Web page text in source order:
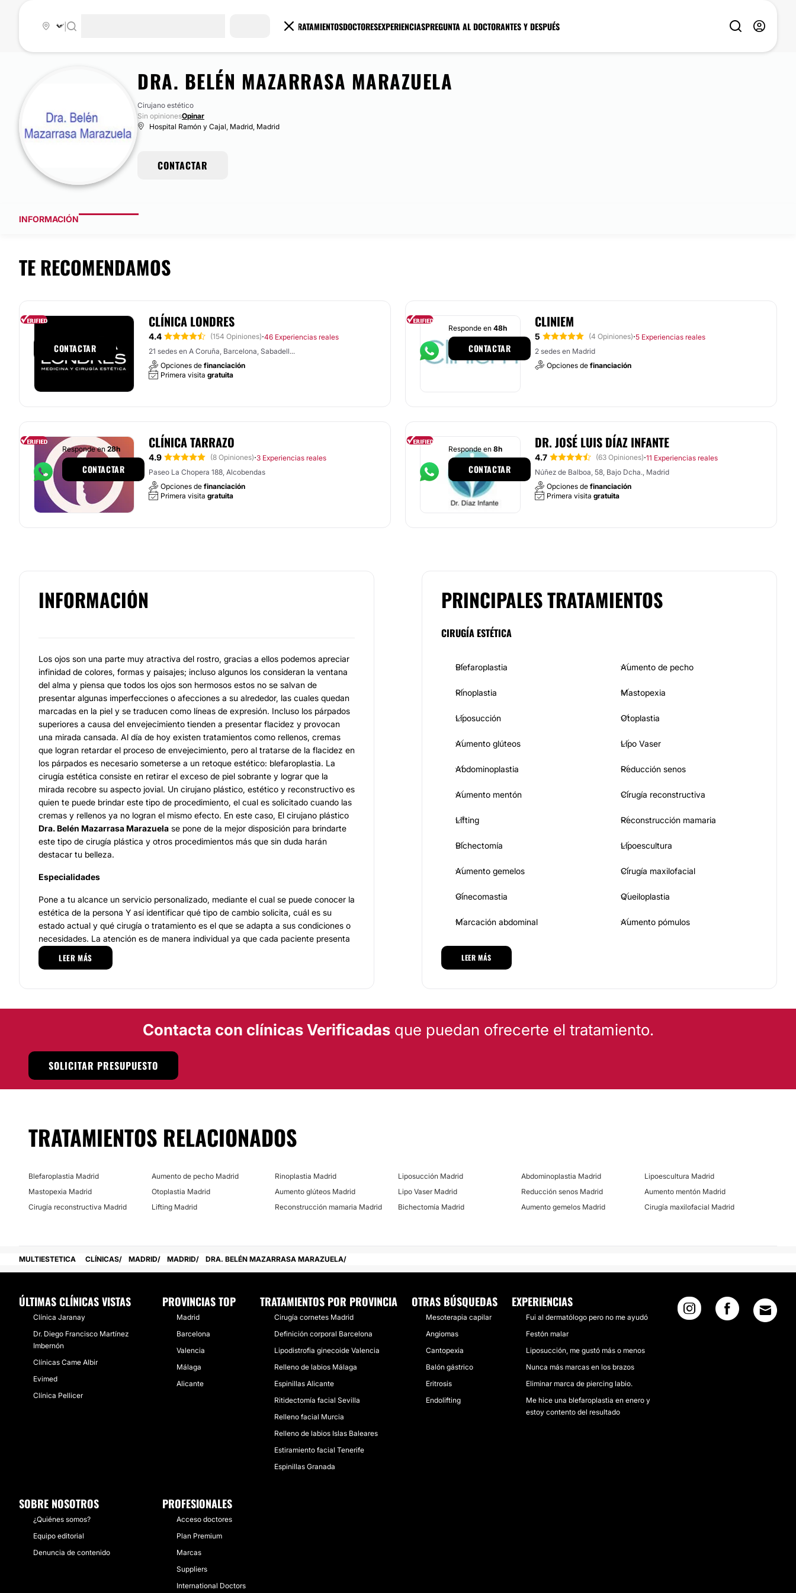
TRATAMIENTOSDOCTORESEXPERIENCIASPREGUNTA AL DOCTORANTES Y DESPUÉS
DRA. BELÉN MAZARRASA MARAZUELA
Cirujano estético
Sin opinionesOpinar
Hospital Ramón y Cajal, Madrid, Madrid
CONTACTAR
INFORMACIÓN
TE RECOMENDAMOS
CLÍNICA LONDRES
4.4 (154 Opiniones)·46 Experiencias reales
21 sedes en A Coruña, Barcelona, Sabadell...
Opciones de financiación
Primera visita gratuita
CONTACTAR
CLINIEM
5 (4 Opiniones)·5 Experiencias reales
2 sedes en Madrid
Opciones de financiación
Responde en 48h
CONTACTAR
CLÍNICA TARRAZO
4.9 (8 Opiniones)·3 Experiencias reales
Paseo La Chopera 188, Alcobendas
Opciones de financiación
Primera visita gratuita
Responde en 28h
CONTACTAR
DR. JOSÉ LUIS DÍAZ INFANTE
4.7 (63 Opiniones)·11 Experiencias reales
Núñez de Balboa, 58, Bajo Dcha., Madrid
Opciones de financiación
Primera visita gratuita
Responde en 8h
CONTACTAR
INFORMACIÓN
Los ojos son una parte muy atractiva del rostro, gracias a ellos podemos apreciar
infinidad de colores, formas y paisajes; incluso algunos los consideran la ventana
del alma y piensa que todos los ojos son hermosos estos no se salvan de
presentar algunas imperfecciones o afecciones a su alrededor, las cuales quedan
marcadas en la piel y se traducen como líneas de expresión. Incluso los párpados
superiores a causa del envejecimiento tienden a presentar flacidez y provocan
una mirada cansada. Al día de hoy existen tratamientos como rellenos, cremas
que logran retardar el proceso de envejecimiento, pero al tratarse de la flacidez en
los párpados es necesario someterse a un retoque estético: blefaroplastia. La
cirugía estética consiste en retirar el exceso de piel sobrante y lograr que la
mirada recobre su aspecto jovial. Un cirujano plástico, estético y reconstructivo es
quien te puede brindar este tipo de procedimiento, el cual es solicitado cuando las
cremas y rellenos ya no logran el mismo efecto. En este caso, El cirujano plástico
Dra. Belén Mazarrasa Marazuela se pone de la mejor disposición para brindarte
este tipo de cirugía plástica y otros procedimientos más que sin duda harán
destacar tu belleza.
Especialidades
Pone a tu alcance un servicio personalizado, mediante el cual se puede conocer la
estética de la persona Y así identificar qué tipo de cambio solicita, cuál es su
estado actual y qué cirugía o tratamiento es el que se adapta a sus condiciones o
necesidades. La atención es de manera individual ya que cada paciente presenta
diferentes deseos respecto a su estética y además no todos presentan la misma
anatomía y estado de salud. Dentro de los servicios puedes encontrar desde
como lo es este cirujano, quien además se mantiene una actualización continua y
ha logrado cursos que le permiten mejorar su técnica y su buena labor. Dentro de
sus instalaciones encuentras un ambiente agradable, trato humano por parte de él
Localización
Posibilidad de videoconsulta:
No
LEER MÁS
PRINCIPALES TRATAMIENTOS
CIRUGÍA ESTÉTICA
Blefaroplastia Aumento de pecho
Rinoplastia Mastopexia
Liposucción Otoplastia
Aumento glúteos Lipo Vaser
Abdominoplastia Reducción senos
Aumento mentón Cirugía reconstructiva
Lifting Reconstrucción mamaria
Bichectomía Lipoescultura
Aumento gemelos Cirugía maxilofacial
Ginecomastia Queiloplastia
Marcación abdominal Aumento pómulos
DERMATOLOGÍA
MEDICINA ESTÉTICA
LEER MÁS
Contacta con clínicas Verificadasque puedan ofrecerte el tratamiento.
SOLICITAR PRESUPUESTO
TRATAMIENTOS RELACIONADOS
Blefaroplastia Madrid Aumento de pecho Madrid Rinoplastia Madrid Liposucción Madrid Abdominoplastia Madrid
Lipoescultura Madrid
Mastopexia Madrid
Otoplastia Madrid Aumento glúteos Madrid Lipo Vaser Madrid Reducción senos Madrid
Aumento mentón Madrid
Cirugía reconstructiva Madrid
Lifting Madrid Reconstrucción mamaria Madrid Bichectomía Madrid Aumento gemelos Madrid Cirugía maxilofacial Madrid
MULTIESTETICA CLÍNICAS MADRID MADRID DRA. BELÉN MAZARRASA MARAZUELA
ÚLTIMAS CLÍNICAS VISTAS
Clínica Jaranay
Dr. Diego Francisco Martínez
Imbernón
Clínicas Came Albir
Evimed
Clínica Pellicer
PROVINCIAS TOP
Madrid
Barcelona
Valencia
Málaga
Alicante
TRATAMIENTOS POR PROVINCIA
Cirugía cornetes Madrid
Definición corporal Barcelona
Lipodistrofia ginecoide Valencia
Relleno de labios Málaga
Espinillas Alicante
Ritidectomía facial Sevilla
Relleno facial Murcia
Relleno de labios Islas Baleares
Estiramiento facial Tenerife
Espinillas Granada
OTRAS BÚSQUEDAS
Mesoterapia capilar
Angiomas
Cantopexia
Balón gástrico
Eritrosis
Endolifting
EXPERIENCIAS
Fui al dermatólogo pero no me ayudó
Festón malar
Liposucción, me gustó más o menos
Nunca más marcas en los brazos
Eliminar marca de piercing labio.
Me hice una blefaroplastia en enero y
estoy contento del resultado
SOBRE NOSOTROS
¿Quiénes somos?
Equipo editorial
Denuncia de contenido
PROFESIONALES
Acceso doctores
Plan Premium
Marcas
Suppliers
International Doctors